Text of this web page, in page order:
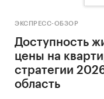
ЭКСПРЕСС-ОБЗОР
Доступность
цены на
стратегии
область